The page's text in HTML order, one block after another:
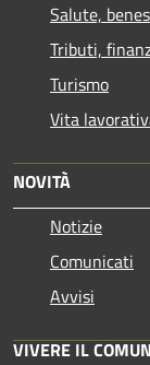
Salute,
Tributi,
Turismo
Vita
NOVITÀ
Notizie
Comunicati
Avvisi
VIVERE IL